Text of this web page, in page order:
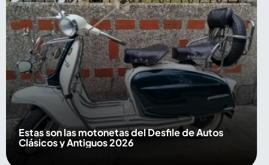
Estas son las motonetas del Desfile de Autos
Clásicos y Antiguos 2026